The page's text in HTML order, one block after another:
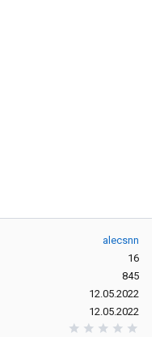
alecsnn
16
845
12.05.2022
12.05.2022